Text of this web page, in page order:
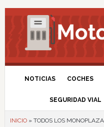
NOTICIAS COCHES
SEGURIDAD VIAL
INICIO» TODOS LOS